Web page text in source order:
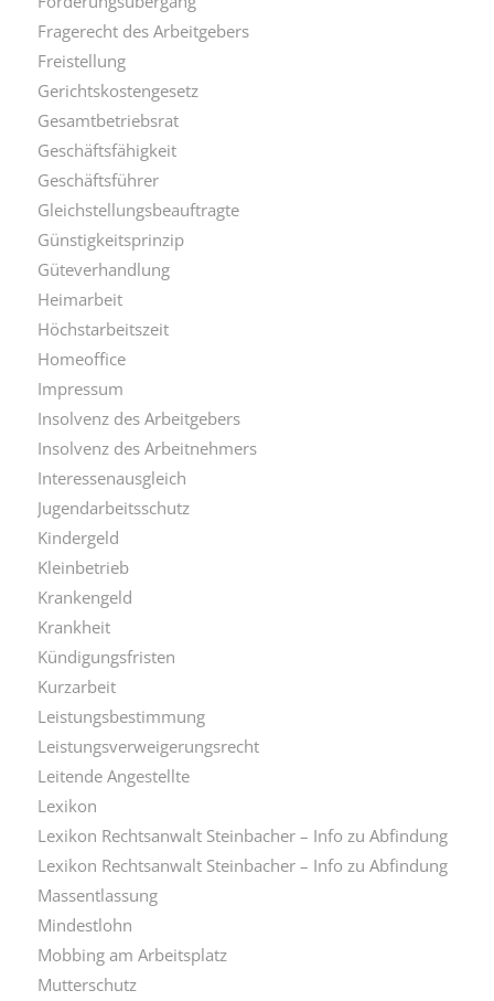
Fragerecht des Arbeitgebers
Freistellung
Gerichtskostengesetz
Gesamtbetriebsrat
Geschäftsfähigkeit
Geschäftsführer
Gleichstellungsbeauftragte
Günstigkeitsprinzip
Güteverhandlung
Heimarbeit
Höchstarbeitszeit
Homeoffice
Impressum
Insolvenz des Arbeitgebers
Insolvenz des Arbeitnehmers
Interessenausgleich
Jugendarbeitsschutz
Kindergeld
Kleinbetrieb
Krankengeld
Krankheit
Kündigungsfristen
Kurzarbeit
Leistungsbestimmung
Leistungsverweigerungsrecht
Leitende Angestellte
Lexikon
Lexikon Rechtsanwalt Steinbacher – Info zu Abfindung
Lexikon Rechtsanwalt Steinbacher – Info zu Abfindung
Massentlassung
Mindestlohn
Mobbing am Arbeitsplatz
Mutterschutz